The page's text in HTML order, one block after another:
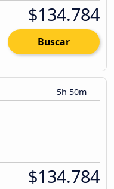
$134.784
Buscar
5h 50m
$134.784